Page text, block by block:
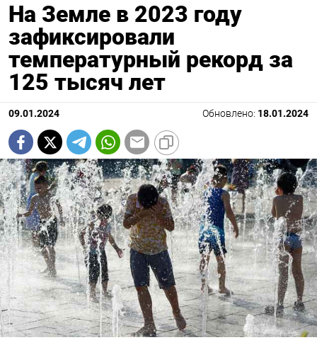
На Земле в 2023 году
зафиксировали
температурный рекорд за
125 тысяч лет
09.01.2024 Обновлено: 18.01.2024